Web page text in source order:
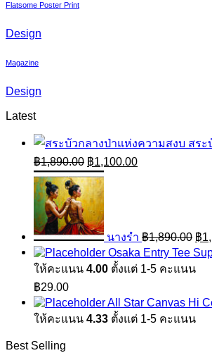
Flatsome Poster Print
Design
Magazine
Design
Latest
สระ
฿1,890.00 Original
price
was:
฿1,890.00.
฿1,100.00Current
price
นางรำ ฿1,890.00 ฿
Osaka Entry Tee
ให้คะแนน 4.00 ตั้งแต่ 1-5 คะแนน
฿29.00
All Star Canvas Hi
ให้คะแนน 4.33 ตั้งแต่ 1-5 คะแนน
Best Selling